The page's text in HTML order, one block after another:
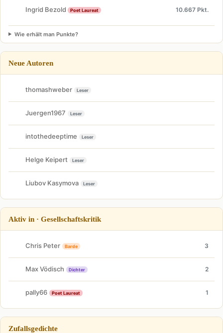
Ingrid Bezold Poet Laureat 10.667 Pkt.
Wie erhält man Punkte?
Neue Autoren
thomashweber Leser
Juergen1967 Leser
intothedeeptime Leser
Helge Keipert Leser
Liubov Kasymova Leser
Aktiv in · Gesellschaftskritik
Chris Peter Barde 3
Max Vödisch Dichter 2
pally66 Poet Laureat 1
Zufallsgedichte